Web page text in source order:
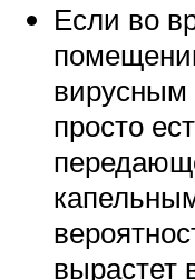
Если во
вирусным
просто
вырастет